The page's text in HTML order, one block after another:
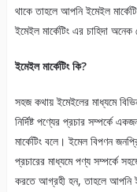
থাকে তাহলে আপনি ইমেইল
ইমেইল মার্কেটিং এর চাহিদা অনেক
ইমেইল মার্কেটিং কি?
সহজ কথায় ইমেইলের মাধ্যমে
নির্দিষ্ট পণ্যের প্রচার সম্পর্কে
মার্কেটিং বলে। ইমেল বিপণন
প্রচারের মাধ্যমে পণ্য সম্পর্কে
করতে আগ্রহী হন, তাহলে আপনি